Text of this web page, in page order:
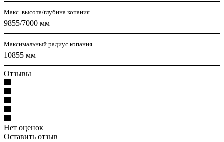
Макс. высота/глубина копания
9855/7000 мм
Максимальный радиус копания
10855 мм
Отзывы
Нет оценок
Оставить отзыв